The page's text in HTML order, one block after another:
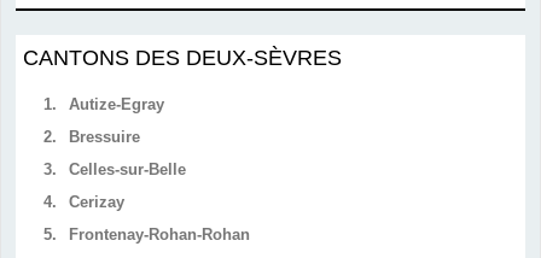
CANTONS DES DEUX-SÈVRES
1.
Autize-Egray
2.
Bressuire
3.
Celles-sur-Belle
4.
Cerizay
5.
Frontenay-Rohan-Rohan